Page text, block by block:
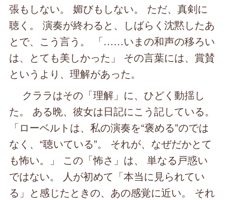
張もしない。 媚びもしない。 ただ、真剣に
聴く。 演奏が終わると、しばらく沈黙したあ
とで、こう言う。 「……いまの和声の移ろい
は、とても美しかった」 その言葉には、賞賛
というより、理解があった。
クララはその「理解」に、ひどく動揺し
た。 ある晩、彼女は日記にこう記している。
「ローベルトは、私の演奏を“褒める”のでは
なく、“聴いている”。 それが、なぜだかとて
も怖い。」 この「怖さ」は、 単なる戸惑い
ではない。 人が初めて「本当に見られてい
る」と感じたときの、あの感覚に近い。 それ